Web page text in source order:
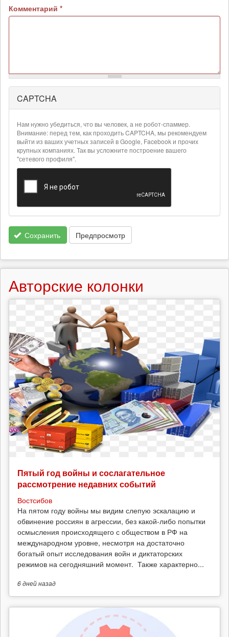
Комментарий *
Более
подробная
информация
текстовых
форматах
CAPTCHA
Нам нужно убедиться, что вы человек, а не робот-спаммер.
Внимание: перед тем, как проходить CAPTCHA, мы рекомендуем
выйти из ваших учетных записей в Google, Facebook и прочих
крупных компаниях. Так вы усложните построение вашего
"сетевого профиля".
Сохранить Предпросмотр
Авторские колонки
Пятый год войны и сослагательное
рассмотрение недавних событий
Востсибов
На пятом году войны мы видим слепую эскалацию и
обвинение россиян в агрессии, без какой-либо попытки
осмысления происходящего с обществом в РФ на
международном уровне, несмотря на достаточно
богатый опыт исследования войн и диктаторских
режимов на сегодняшний момент. Также характерно...
6 днейназад